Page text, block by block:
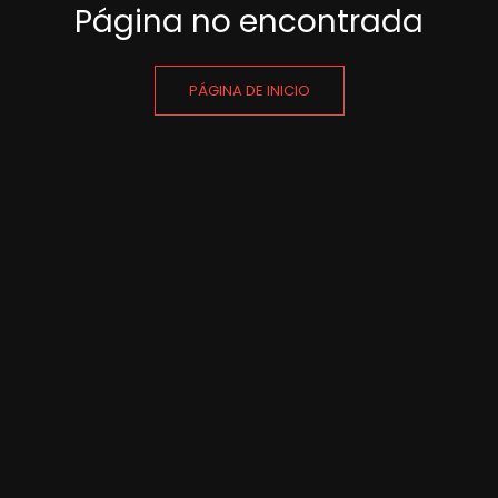
Página no encontrada
PÁGINA DE INICIO